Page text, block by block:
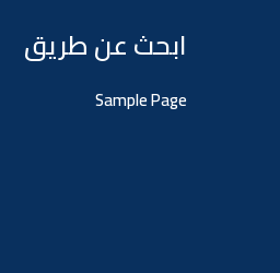
ابحث عن طريق
Sample Page